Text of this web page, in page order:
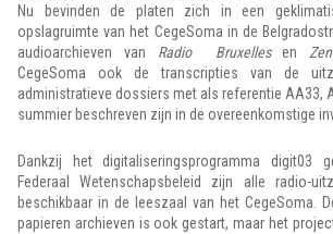
Nu bevinden de platen zich in een
opslagruimte van het CegeSoma in de
audioarchieven van Radio Bruxellesen
CegeSoma ook de transcripties van de
administratieve dossiers met als referentie AA33,
summier beschreven zijn in de overeenkomstige
Dankzij het digitaliseringsprogramma digit03
Federaal Wetenschapsbeleid zijn alle radio-
beschikbaar in de leeszaal van het CegeSoma.
papieren archieven is ook gestart, maar het